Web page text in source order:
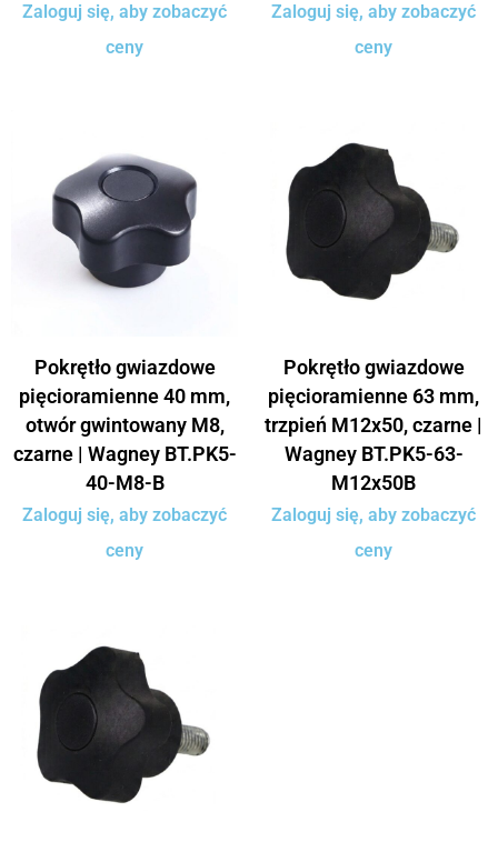
Zaloguj się, aby zobaczyć
ceny
Zaloguj się, aby zobaczyć
ceny
Pokrętło gwiazdowe
pięcioramienne 40 mm,
otwór gwintowany M8,
czarne | Wagney BT.PK5-
40-M8-B
Zaloguj się, aby zobaczyć
ceny
Pokrętło gwiazdowe
pięcioramienne 63 mm,
trzpień M12x50, czarne |
Wagney BT.PK5-63-
M12x50B
Zaloguj się, aby zobaczyć
ceny